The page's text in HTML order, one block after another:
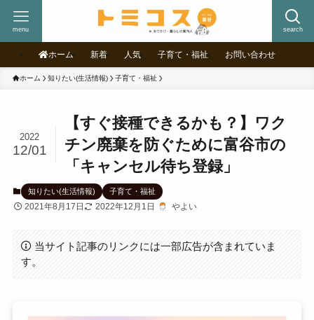
search
menu
ホーム 新着 人気 子育て・福祉 お問い合わせ
ホーム 知りたい(生活情報) 子育て・福祉
【すぐ接種できるかも？】ワク
チン廃棄を防ぐために富谷市の
「キャンセル待ち登録」
2022
12/01
知りたい(生活情報) 子育て・福祉
2021年8月17日 2022年12月1日 やよい
当サイト記事のリンクには一部広告が含まれていま
す。